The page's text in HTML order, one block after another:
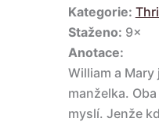
Kategorie:
Staženo: 9×
Anotace:
William a
manželka.
myslí. Jenže